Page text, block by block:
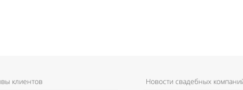
клиентов
Новости свадебных